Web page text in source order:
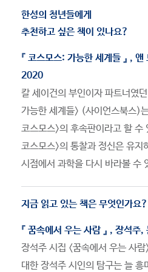
한성의 청년들에게
추천하고 싶은 책이 있나요?
『 코스모스: 가능한 세계들 』 ,
2020
칼 세이건의 부인이자 파트너였
가능한 세계들> (사이언스북스)
코스모스>의 후속판이라고 할
코스모스>의 통찰과 정신은 유
시점에서 과학을 다시 바라볼 수
지금 읽고 있는 책은 무엇인가요?
『 꿈속에서 우는 사람 』 , 장석
장석주 시집 <꿈속에서 우는 사
대한 장석주 시인의 탐구는 늘